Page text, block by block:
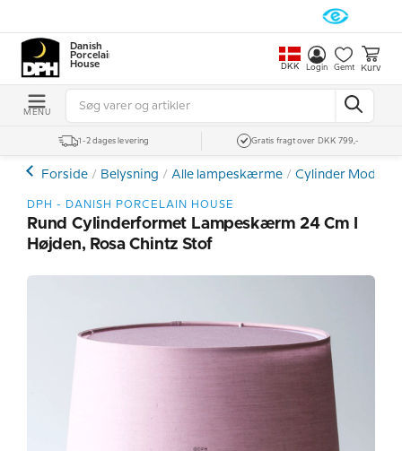
Danish
Porcelain
House
DKK Login Gemt Kurv
MENU
1-2 dages levering Gratis fragt over DKK 799,-
Forside Belysning Alle lampeskærme Cylinder Model
DPH - DANISH PORCELAIN HOUSE
Rund Cylinderformet Lampeskærm 24 Cm I
Højden, Rosa Chintz Stof